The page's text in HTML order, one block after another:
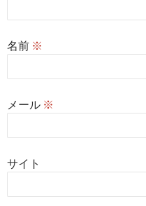
名前 ※
メール ※
サイト